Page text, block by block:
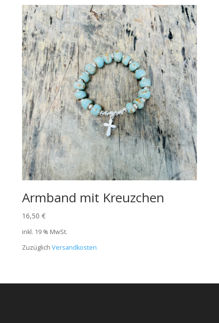
Armband mit Kreuzchen
16,50 €
inkl. 19 % MwSt.
Zuzüglich Versandkosten